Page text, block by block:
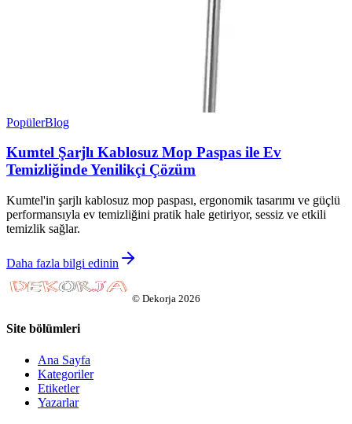
PopülerBlog
Kumtel Şarjlı Kablosuz Mop Paspas ile Ev
Temizliğinde Yenilikçi Çözüm
Kumtel'in şarjlı kablosuz mop paspası, ergonomik tasarımı ve güçlü
performansıyla ev temizliğini pratik hale getiriyor, sessiz ve etkili
temizlik sağlar.
Daha fazla bilgi edinin
© Dekorja 2026
Site bölümleri
Ana Sayfa
Kategoriler
Etiketler
Yazarlar